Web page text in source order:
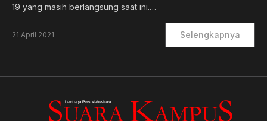
19 yang masih berlangsung saat ini.…
21 April 2021 Selengkapnya